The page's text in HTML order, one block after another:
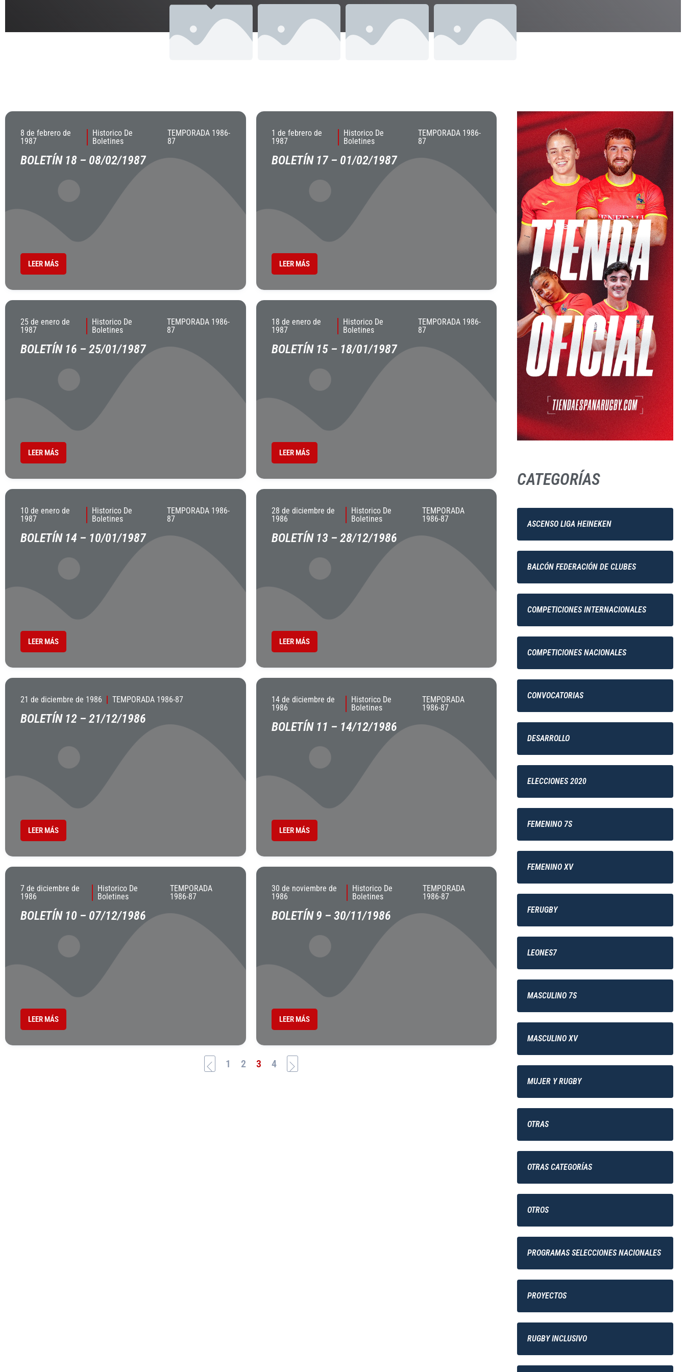
8 de febrero de
1987
Historico De
Boletines
TEMPORADA 1986-
87
BOLETÍN 18 – 08/02/1987
LEER MÁS
1 de febrero de
1987
Historico De
Boletines
TEMPORADA 1986-
87
BOLETÍN 17 – 01/02/1987
LEER MÁS
25 de enero de
1987
Historico De
Boletines
TEMPORADA 1986-
87
BOLETÍN 16 – 25/01/1987
LEER MÁS
18 de enero de
1987
Historico De
Boletines
TEMPORADA 1986-
87
BOLETÍN 15 – 18/01/1987
LEER MÁS
10 de enero de
1987
Historico De
Boletines
TEMPORADA 1986-
87
BOLETÍN 14 – 10/01/1987
LEER MÁS
28 de diciembre de
1986
Historico De
Boletines
TEMPORADA
1986-87
BOLETÍN 13 – 28/12/1986
LEER MÁS
21 de diciembre de 1986 TEMPORADA 1986-87
BOLETÍN 12 – 21/12/1986
LEER MÁS
14 de diciembre de
1986
Historico De
Boletines
TEMPORADA
1986-87
BOLETÍN 11 – 14/12/1986
LEER MÁS
7 de diciembre de
1986
Historico De
Boletines
TEMPORADA
1986-87
BOLETÍN 10 – 07/12/1986
LEER MÁS
30 de noviembre de
1986
Historico De
Boletines
TEMPORADA
1986-87
BOLETÍN 9 – 30/11/1986
LEER MÁS
1 2 3 4
CATEGORÍAS
ASCENSO LIGA HEINEKEN
BALCÓN FEDERACIÓN DE CLUBES
COMPETICIONES INTERNACIONALES
COMPETICIONES NACIONALES
CONVOCATORIAS
DESARROLLO
ELECCIONES 2020
FEMENINO 7S
FEMENINO XV
FERUGBY
LEONES7
MASCULINO 7S
MASCULINO XV
MUJER Y RUGBY
OTRAS
OTRAS CATEGORÍAS
OTROS
PROGRAMAS SELECCIONES NACIONALES
PROYECTOS
RUGBY INCLUSIVO